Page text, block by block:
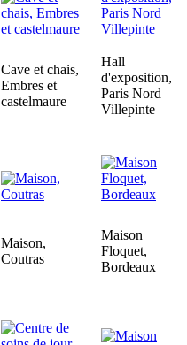
Cave et chais,
Embres et
castelmaure
Hall
d'exposition,
Paris Nord
Villepinte
Maison,
Coutras
Maison
Floquet,
Bordeaux